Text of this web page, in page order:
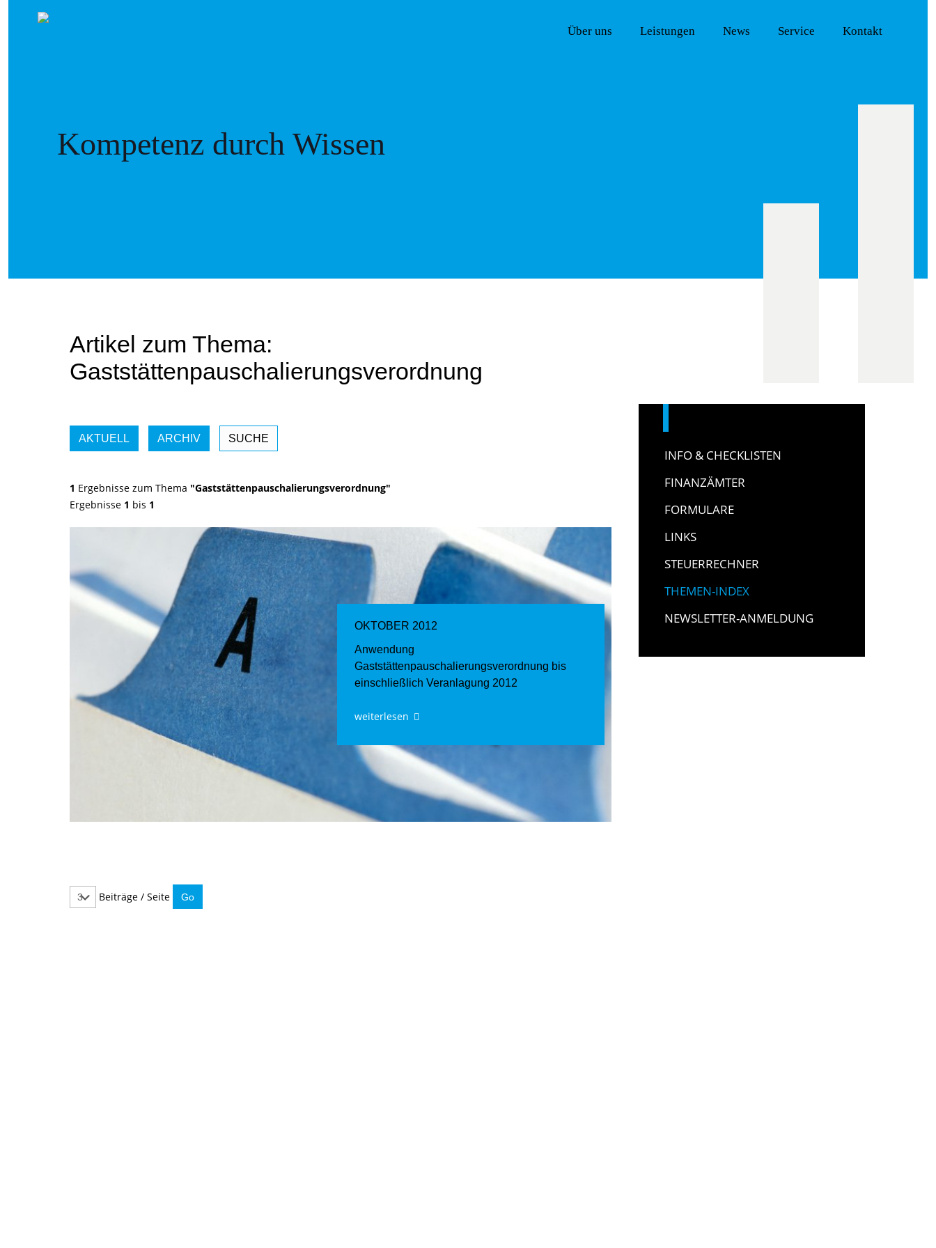
Über uns Leistungen News Service Kontakt
Kompetenz durch Wissen
Artikel zum Thema:
Gaststättenpauschalierungsverordnung
AKTUELL ARCHIV SUCHE
1 Ergebnisse zum Thema "Gaststättenpauschalierungsverordnung"
Ergebnisse 1 bis 1
OKTOBER 2012
Anwendung
Gaststättenpauschalierungsverordnung bis
einschließlich Veranlagung 2012
weiterlesen
Beiträge / Seite
INFO & CHECKLISTEN
FINANZÄMTER
FORMULARE
LINKS
STEUERRECHNER
THEMEN-INDEX
NEWSLETTER-ANMELDUNG